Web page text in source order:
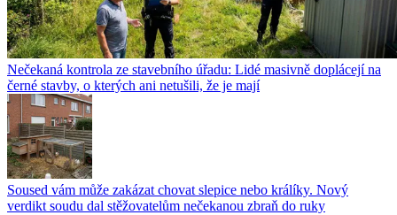
Nečekaná kontrola ze stavebního úřadu: Lidé masivně doplácejí na
černé stavby, o kterých ani netušili, že je mají
Soused vám může zakázat chovat slepice nebo králíky. Nový
verdikt soudu dal stěžovatelům nečekanou zbraň do ruky